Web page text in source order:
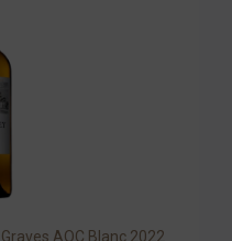
AOC Blanc 2022